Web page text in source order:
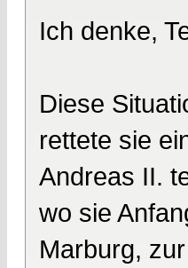
Ich denke,
Diese
rettete sie
Andreas II.
wo sie
Marburg,